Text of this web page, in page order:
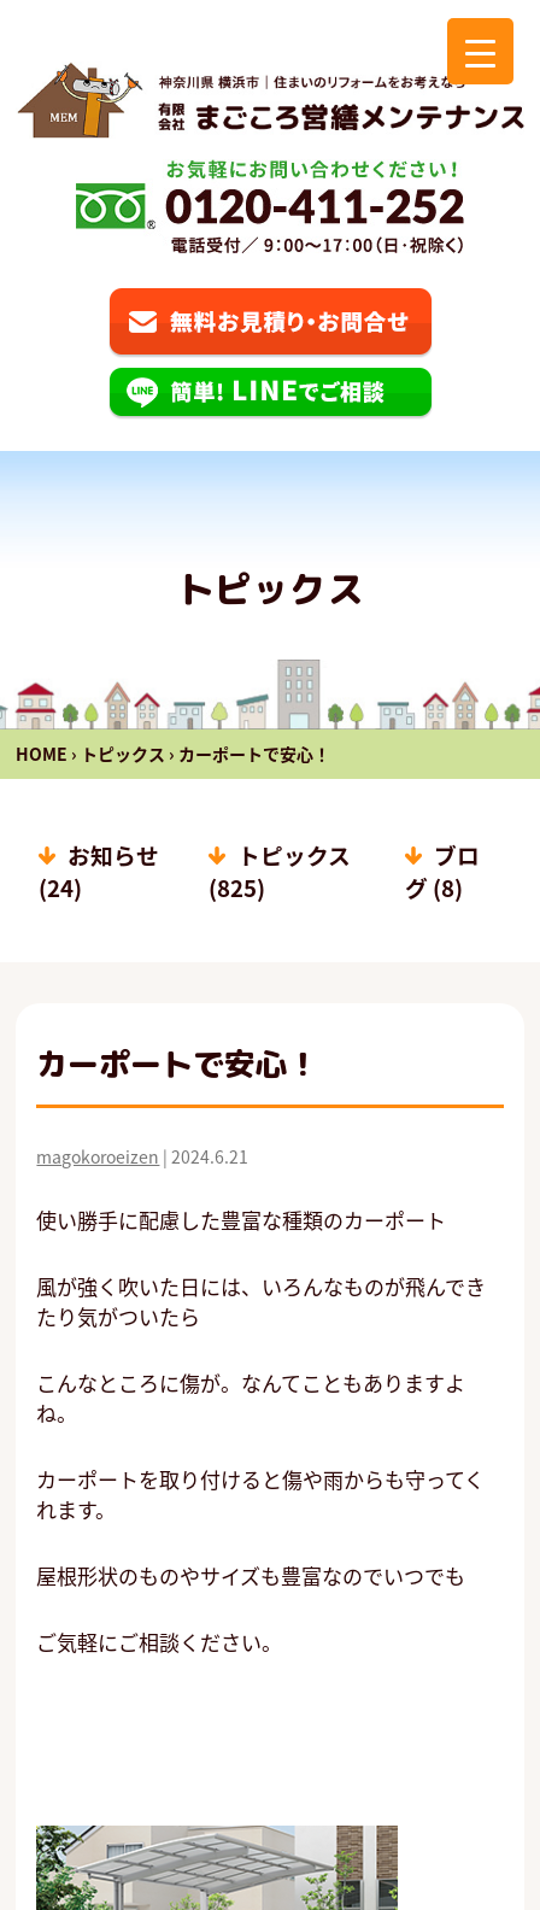
トピックス
HOME › トピックス › カーポートで安心！
お知らせ
(24)
トピックス
(825)
ブロ
グ (8)
カーポートで安心！
magokoroeizen |2024.6.21
使い勝手に配慮した豊富な種類のカーポート
風が強く吹いた日には、いろんなものが飛んでき
たり気がついたら
こんなところに傷が。なんてこともありますよ
ね。
カーポートを取り付けると傷や雨からも守ってく
れます。
屋根形状のものやサイズも豊富なのでいつでも
ご気軽にご相談ください。